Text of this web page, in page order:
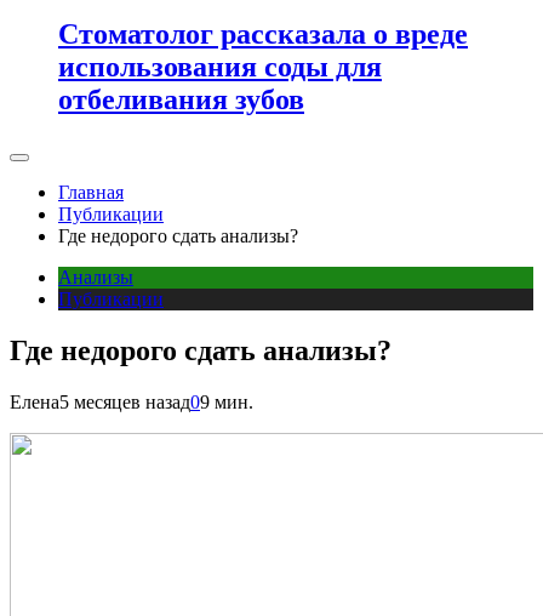
Стоматолог рассказала о вреде
использования соды для
отбеливания зубов
Главная
Публикации
Где недорого сдать анализы?
Анализы
Публикации
Где недорого сдать анализы?
Елена5 месяцев назад09 мин.